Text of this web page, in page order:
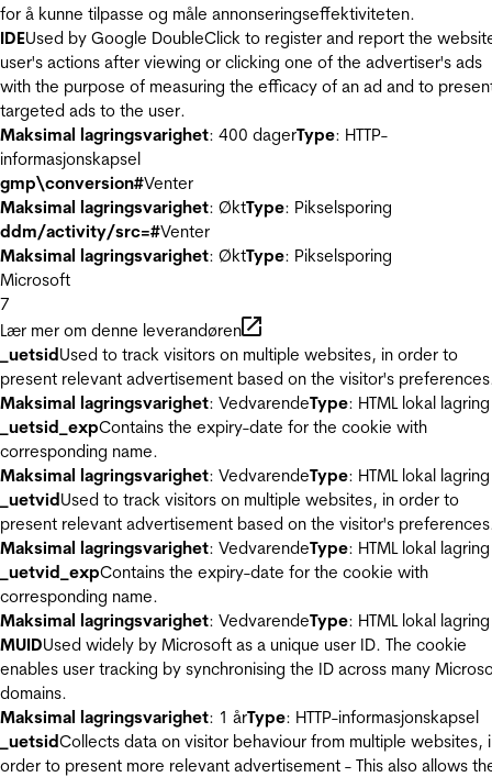
for å kunne tilpasse og måle annonseringseffektiviteten.
IDEUsed by Google DoubleClick to register and report the
user's actions after viewing or clicking one of the advertiser's ads
with the purpose of measuring the efficacy of an ad and to
targeted ads to the user.
Maksimal lagringsvarighet: 400 dagerType: HTTP-
informasjonskapsel
gmp\conversion#Venter
Maksimal lagringsvarighet: ØktType: Pikselsporing
ddm/activity/src=#Venter
Maksimal lagringsvarighet: ØktType: Pikselsporing
Microsoft
7
Lær mer om denne leverandøren
_uetsidUsed to track visitors on multiple websites, in order to
present relevant advertisement based on the visitor's
Maksimal lagringsvarighet: VedvarendeType: HTML lokal lagring
_uetsid_expContains the expiry-date for the cookie with
corresponding name.
Maksimal lagringsvarighet: VedvarendeType: HTML lokal lagring
_uetvidUsed to track visitors on multiple websites, in order to
present relevant advertisement based on the visitor's
Maksimal lagringsvarighet: VedvarendeType: HTML lokal lagring
_uetvid_expContains the expiry-date for the cookie with
corresponding name.
Maksimal lagringsvarighet: VedvarendeType: HTML lokal lagring
MUIDUsed widely by Microsoft as a unique user ID. The cookie
enables user tracking by synchronising the ID across many
domains.
Maksimal lagringsvarighet: 1 årType: HTTP-informasjonskapsel
_uetsidCollects data on visitor behaviour from multiple websites,
order to present more relevant advertisement - This also allows